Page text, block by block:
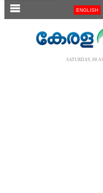
SECTIONS ENGLISH
SATURDAY, 08